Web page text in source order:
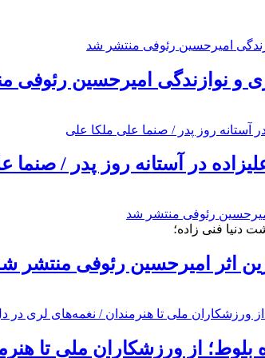
و نوازندگی امیرحسین رئوفی
در آستانه روز پدر / صنما
دنیا فنی زاده؛
اثر امیرحسین رئوفی منتشر
بلوط؛ از ورزشکاران ملی تا